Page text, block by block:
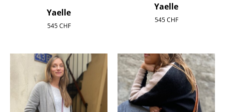
Yaelle
545CHF
Yaelle
545CHF